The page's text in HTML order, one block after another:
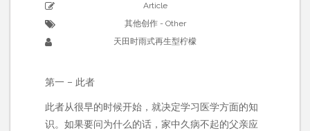
Article
其他创作 - Other
天田时雨式再生型柠檬
第一 – 此者
此者从很早的时候开始，就决定学习医学方面的知
识。如果要问为什么的话，家中久病不起的父亲应